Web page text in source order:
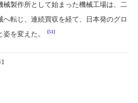
械製作所として始まった機械工場は、二
へ転じ、連続買収を経て、日本発のグロ
姿を変えた。
[51]